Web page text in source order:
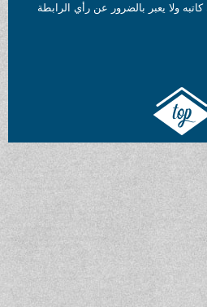
ولا يعبر بالضرور عن رأي الرابطة